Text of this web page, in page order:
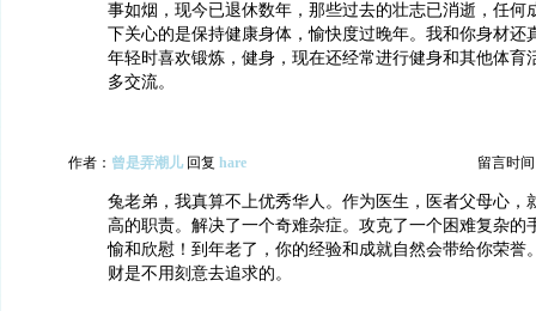
事如烟，现今已退休数年，那些过去的壮志已消逝，任何
下关心的是保持健康身体，愉快度过晚年。我和你身材还
年轻时喜欢锻炼，健身，现在还经常进行健身和其他体育
多交流。
作者： 曾是弄潮儿 回复 hare 留言时间
兔老弟，我真算不上优秀华人。作为医生，医者父母心，
高的职责。解决了一个奇难杂症。攻克了一个困难复杂的
愉和欣慰！到年老了，你的经验和成就自然会带给你荣誉
财是不用刻意去追求的。